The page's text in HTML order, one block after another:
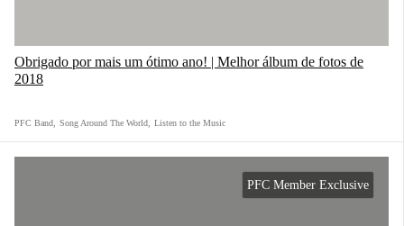
Obrigado por mais um ótimo ano! | Melhor álbum de fotos de
2018
PFC Band Song Around The World Listen to the Music
PFC Member Exclusive